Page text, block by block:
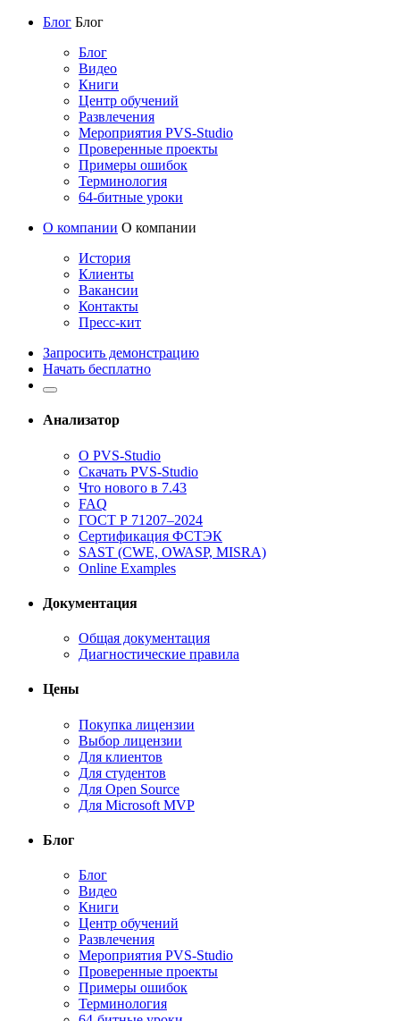
Блог Блог
Блог
Видео
Книги
Центр обучений
Развлечения
Мероприятия PVS-Studio
Проверенные проекты
Примеры ошибок
Терминология
64-битные уроки
О компании О компании
История
Клиенты
Вакансии
Контакты
Пресс-кит
Запросить демонстрацию
Начать бесплатно
Анализатор
О PVS-Studio
Скачать PVS-Studio
Что нового в 7.43
FAQ
ГОСТ Р 71207–2024
Сертификация ФСТЭК
SAST (CWE, OWASP, MISRA)
Online Examples
Документация
Общая документация
Диагностические правила
Цены
Покупка лицензии
Выбор лицензии
Для клиентов
Для студентов
Для Open Source
Для Microsoft MVP
Блог
Блог
Видео
Книги
Центр обучений
Развлечения
Мероприятия PVS-Studio
Проверенные проекты
Примеры ошибок
Терминология